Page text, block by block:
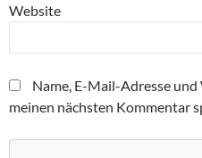
Website
Name, E-Mail-Adresse
meinen nächsten Kommentar